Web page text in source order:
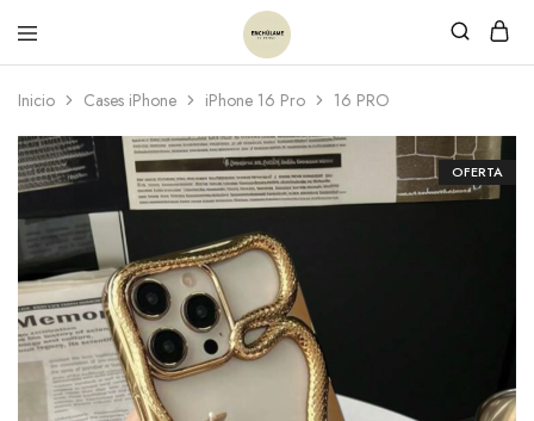
Inicio Cases iPhone iPhone 16 Pro 16 PRO
OFERTA